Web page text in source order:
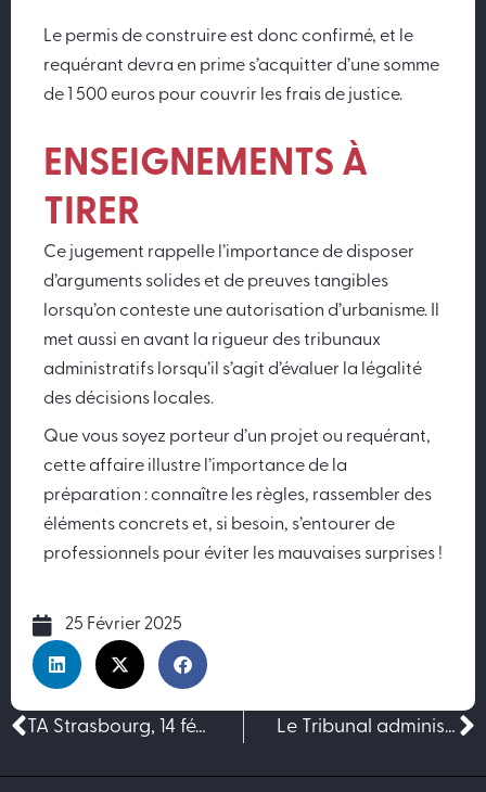
Le permis de construire est donc confirmé, et le
requérant devra en prime s’acquitter d’une somme
de 1 500 euros pour couvrir les frais de justice.
ENSEIGNEMENTS À
TIRER
Ce jugement rappelle l’importance de disposer
d’arguments solides et de preuves tangibles
lorsqu’on conteste une autorisation d’urbanisme. Il
met aussi en avant la rigueur des tribunaux
administratifs lorsqu’il s’agit d’évaluer la légalité
des décisions locales.
Que vous soyez porteur d’un projet ou requérant,
cette affaire illustre l’importance de la
préparation : connaître les règles, rassembler des
éléments concrets et, si besoin, s’entourer de
professionnels pour éviter les mauvaises surprises !
25 Février 2025
Précédent TA Strasbourg, 14 février 2025, n°2500915 Le Tribunal administratif de Nancy annule une obligation de quitter le territoire français